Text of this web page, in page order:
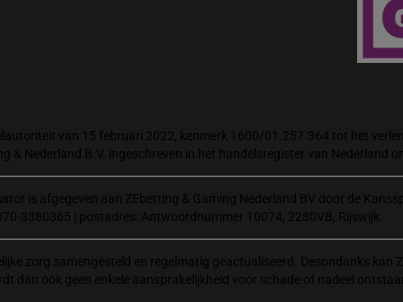
van 15 februari 2022, kenmerk 1600/01.257.364 tot het
& Nederland B.V. ingeschreven in het handelsregister van Nederland
is afgegeven aan ZEbetting & Gaming Nederland BV door de
3380365 | postadres: Antwoordnummer 10074, 2280VB, Rijswijk.
zorg samengesteld en regelmatig geactualiseerd. Desondanks kan
dan ook geen enkele aansprakelijkheid voor schade of nadeel